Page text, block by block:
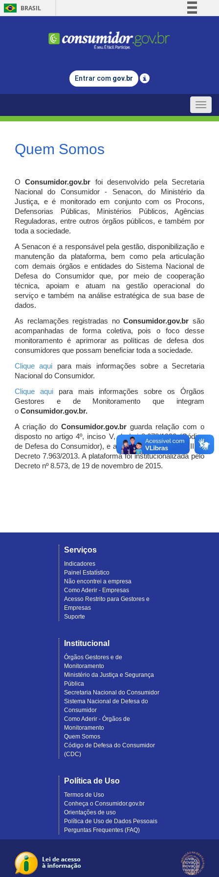
BRASIL
Comunica BR
Legislação
Entrar com gov.br
Toggle
Quem Somos
OConsumidor.gov.br
foi desenvolvido pela Secretaria
Nacional do Consumidor - Senacon, do Ministério da
Justiça, e é monitorado em conjunto com os Procons,
Defensorias Públicas, Ministérios Públicos, Agências
Reguladoras, entre outros órgãos públicos, e também por
toda a sociedade.
A Senacon é a responsável pela gestão, disponibilização e
manutenção da plataforma, bem como pela articulação
com demais órgãos e entidades do Sistema Nacional de
Defesa do Consumidor que, por meio de cooperação
técnica, apoiam e atuam na gestão operacional do
serviço e também na análise estratégica de sua base de
dados.
As reclamações registradas noConsumidor.gov.br são
acompanhadas de forma coletiva, pois o foco desse
monitoramento é aprimorar as políticas de defesa dos
consumidores que possam beneficiar toda a sociedade.
Clique aqui para mais informações sobre a Secretaria
Nacional do Consumidor.
Clique aquipara mais informações sobre os Órgãos
Gestores e de Monitoramento que integram
o Consumidor.gov.br.
A criação do Consumidor.gov.brguarda relação com o
disposto no artigo 4º, inciso V, da Lei 8.078/1990 (Código
de Defesa do Consumidor), e artigo 7º, incisos I, II e III do
Decreto 7.963/2013. A plataforma foi institucionalizada pelo
Decreto nº 8.573, de 19 de novembro de 2015.
Serviços
Indicadores
Painel Estatístico
Não encontrei a empresa
Como Aderir - Empresas
Acesso Restrito para Gestores e
Empresas
Suporte
Institucional
Órgãos Gestores e de
Monitoramento
Ministério da Justiça e Segurança
Pública
Secretaria Nacional do Consumidor
Sistema Nacional de Defesa do
Consumidor
Como Aderir - Órgãos de
Monitoramento
Quem Somos
Código de Defesa do Consumidor
(CDC)
Política de Uso
Termos de Uso
Conheça o Consumidor.gov.br
Orientações de uso
Política de Uso de Dados Pessoais
Perguntas Frequentes (FAQ)